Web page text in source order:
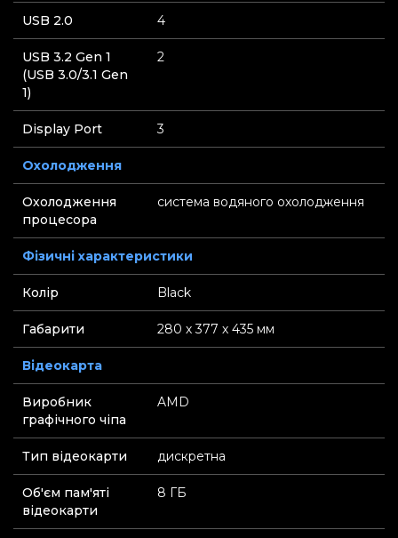
USB 2.0 4
USB 3.2 Gen 1
(USB 3.0/3.1 Gen
1)
2
Display Port 3
Охолодження
Охолодження
процесора
система водяного охолодження
Фізичні характеристики
Колір Black
Габарити 280 х 377 х 435 мм
Відеокарта
Виробник
графічного чіпа
AMD
Тип відеокарти дискретна
Об'єм пам'яті
відеокарти
8 ГБ